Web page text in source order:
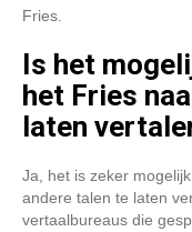
Fries.
Is het
het Fries
laten
Ja, het is zeker
andere talen te laten
vertaalbureaus die